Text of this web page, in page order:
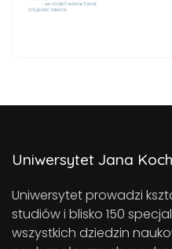
Uniwersytet Jana
Uniwersytet prowadzi
studiów i blisko 150
wszystkich dziedzin